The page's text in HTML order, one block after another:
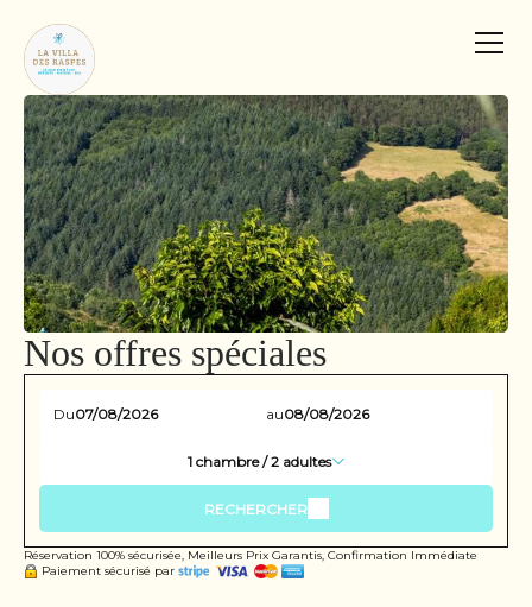
Nos offres spéciales
Du au
1 chambre /2 adultes
RECHERCHER
Réservation 100% sécurisée, Meilleurs Prix Garantis, Confirmation Immédiate
Paiement sécurisé par